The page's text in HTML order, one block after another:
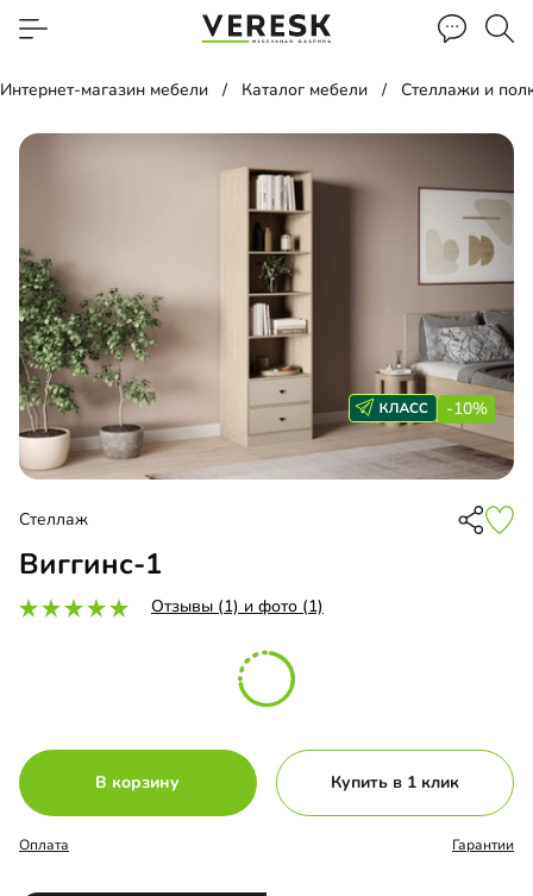
Интернет-магазин мебели Каталог мебели Стеллажи и
-10%
Стеллаж
Виггинс-1
Отзывы (1) и фото (1)
В корзину Купить в 1 клик
Оплата Гарантии